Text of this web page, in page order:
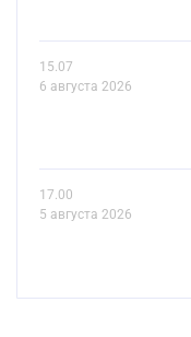
15.07
6 августа 2026
17.00
5 августа 2026